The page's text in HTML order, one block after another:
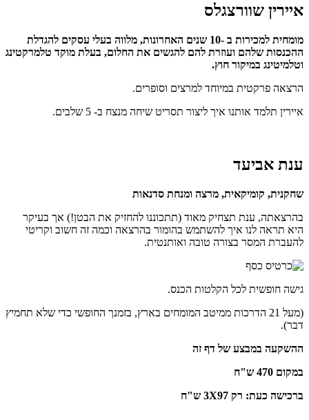
איירין שוורצגלס
מומחית למכירות ב -10 שנים האחרונות, מלווה בעלי עסקים להגדלת
ההכנסות שלהם ועוזרת להם להגשים את החלום, בעלת מוקד טלמרקטינג
וטלמיטינג במיקור חוץ.
הרצאה פרקטית במיוחד למרצים וסופרים.
איירין תלמד אותנו איך ליצור תסריט שיחה מנצח ב- 5 שלבים.
ענת אביעד
שחקנית, קומיקאית, מרצה ומנחת סדנאות
בהרצאתה, ענת תצחיק מאוד (תתכוננו להחזיק את הבטן!) אך בעיקר
היא תראה לנו איך להשתמש בהומור בהרצאה וכמה זה חשוב וקריטי
להעברת המסר בצורה טובה ואותנטית.
גישה חופשית לכל הקלטות הכנס.
(מעל 21 הדרכות ממיטב המומחים בארץ, בזמנך החופשי כדי שלא תחמיץ
דבר).
ההשקעה במבצע של דף זה
במקום 470 ש"ח
ברכישה כעת: רק 3X97 ש"ח